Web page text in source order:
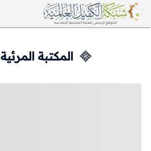
المكتبة المرئية